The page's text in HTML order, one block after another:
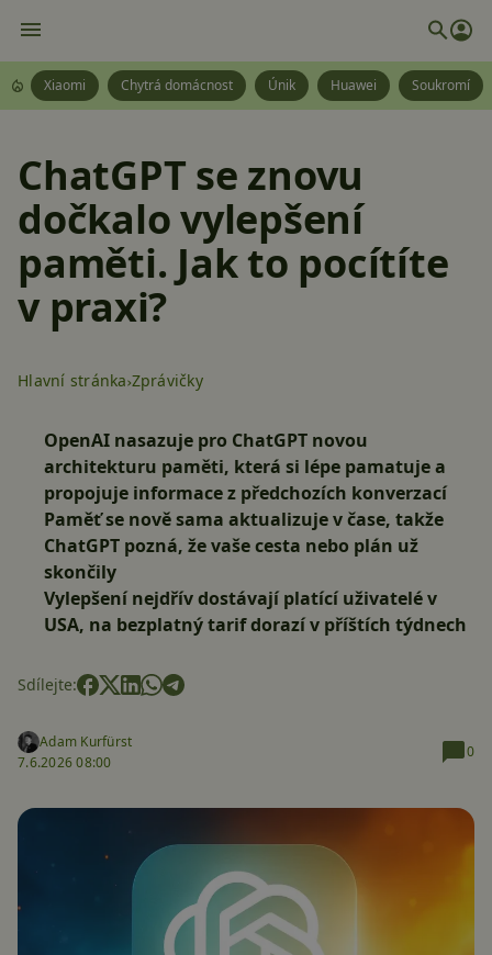
Xiaomi Chytrá domácnost Únik Huawei Soukromí
ChatGPT se znovu
dočkalo vylepšení
paměti. Jak to pocítíte
v praxi?
Hlavní stránka Zprávičky
OpenAI nasazuje pro ChatGPT novou
architekturu paměti, která si lépe pamatuje a
propojuje informace z předchozích konverzací
Paměť se nově sama aktualizuje v čase, takže
ChatGPT pozná, že vaše cesta nebo plán už
skončily
Vylepšení nejdřív dostávají platící uživatelé v
USA, na bezplatný tarif dorazí v příštích týdnech
Sdílejte:
Adam Kurfürst
7.6.2026 08:00
0